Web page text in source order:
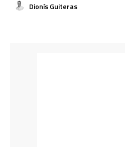
Dionís Guiteras